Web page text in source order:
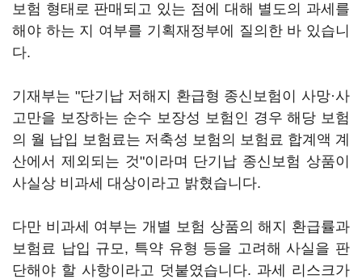
보험 형태로 판매되고 있는 점에 대해 별도의 과세를
해야 하는 지 여부를 기획재정부에 질의한 바 있습니
다.
기재부는 "단기납 저해지 환급형 종신보험이 사망·사
고만을 보장하는 순수 보장성 보험인 경우 해당 보험
의 월 납입 보험료는 저축성 보험의 보험료 합계액 계
산에서 제외되는 것"이라며 단기납 종신보험 상품이
사실상 비과세 대상이라고 밝혔습니다.
다만 비과세 여부는 개별 보험 상품의 해지 환급률과
보험료 납입 규모, 특약 유형 등을 고려해 사실을 판
단해야 할 사항이라고 덧붙였습니다. 과세 리스크가